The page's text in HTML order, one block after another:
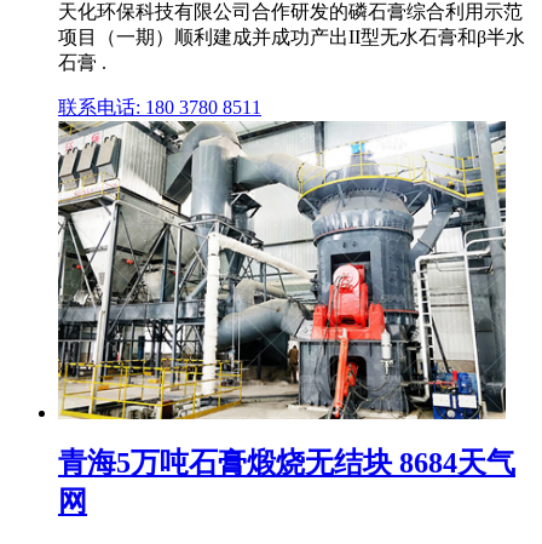
天化环保科技有限公司合作研发的磷石膏综合利用示范
项目（一期）顺利建成并成功产出II型无水石膏和β半水
石膏 .
联系电话: 180 3780 8511
青海5万吨石膏煅烧无结块 8684天气
网